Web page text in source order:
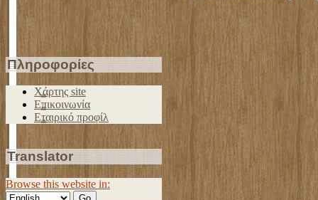
Πληροφορίες
Χάρτης site
Επικοινωνία
Εταιρικό προφίλ
Translator
Browse this website in: